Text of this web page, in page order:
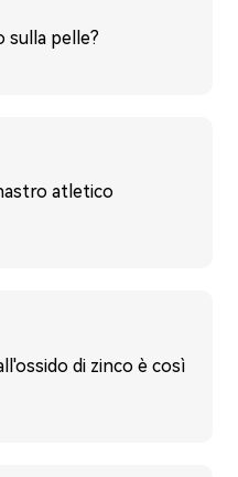
sulla pelle?
atletico
di zinco è così